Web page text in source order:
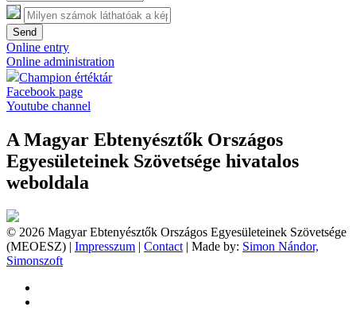
Send
Online entry
Online administration
Champion értéktár
Facebook page
Youtube channel
A Magyar Ebtenyésztők Országos
Egyesületeinek Szövetsége hivatalos
weboldala
© 2026 Magyar Ebtenyésztők Országos Egyesületeinek Szövetsége
(MEOESZ) | Impresszum | Contact | Made by: Simon Nándor,
Simonszoft